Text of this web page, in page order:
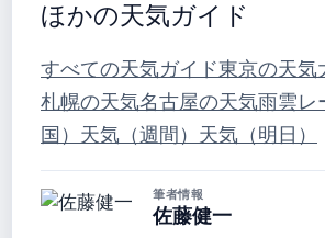
ほかの天気ガイド
すべての天気ガイド東京の天気
札幌の天気名古屋の天気雨雲レ
国） 天気（週間） 天気（明日）
筆者情報
佐藤健一